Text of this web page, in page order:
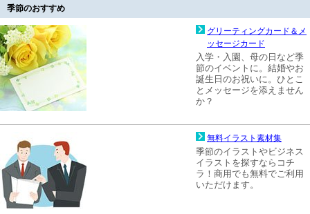
季節のおすすめ
グリーティングカード＆メ
ッセージカード
入学・入園、母の日など季
節のイベントに。結婚やお
誕生日のお祝いに。ひとこ
とメッセージを添えません
か？
無料イラスト素材集
季節のイラストやビジネス
イラストを探すならコチ
ラ！商用でも無料でご利用
いただけます。